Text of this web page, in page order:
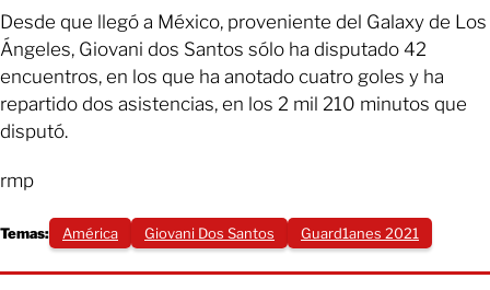
Desde que llegó a México, proveniente del Galaxy de Los
Ángeles, Giovani dos Santos sólo ha disputado 42
encuentros, en los que ha anotado cuatro goles y ha
repartido dos asistencias, en los 2 mil 210 minutos que
disputó.
rmp
Temas: América Giovani Dos Santos Guard1anes 2021